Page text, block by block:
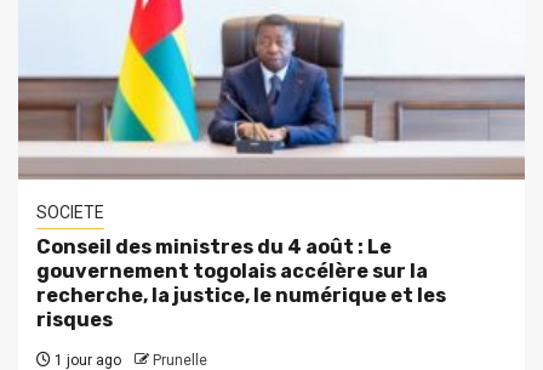
SOCIETE
Conseil des ministres du 4 août : Le
gouvernement togolais accélère sur la
recherche, la justice, le numérique et les
risques
1 jour ago Prunelle